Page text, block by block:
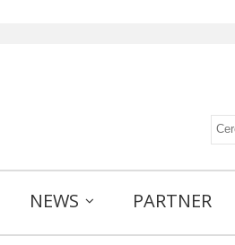
NEWS PARTNER